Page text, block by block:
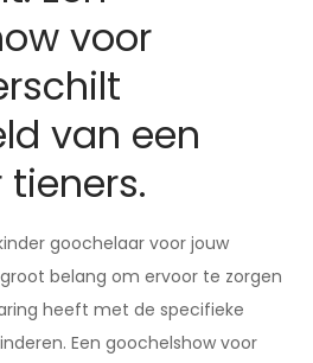
voor
van een
goochelaar voor jouw
belang om ervoor te zorgen
heeft met de specifieke
Een goochelshow voor